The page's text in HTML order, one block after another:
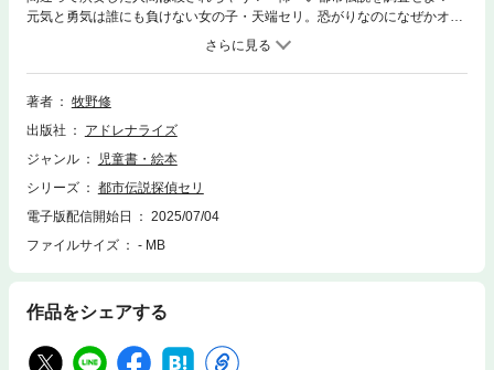
元気と勇気は誰にも負けない女の子・天端セリ。恐がりなのになぜかオカ
ルト好きな新倉岩魚。心優しくて成績優秀、奇跡の美少女・甘粕美優。そ
んな三人が、ついに“都市伝説探偵団”を結成！ 黒い封筒に入って届く謎
の楽譜……リコーダーで上手に吹くと願いが叶うが、失敗したら殺され
る!? 町中でささやかれる、あんな噂や、こんな噂の、真実を解き明かし
校高学年～中学生対象。電子版あとがきを追加収録。解説文・我孫子武
丸。●牧野修（まきの・おさむ）大阪生まれ。1992年に長編ファンタジー
賞。2015年『月世界小説』で第36回日本ＳＦ大賞特別賞受賞。近著には
『万博聖戦』『猟奇の贄』などがある。
著者
牧野修
出版社
アドレナライズ
ジャンル
児童書・絵本
シリーズ
都市伝説探偵セリ
電子版配信開始日
2025/07/04
ファイルサイズ
- MB
作品をシェアする